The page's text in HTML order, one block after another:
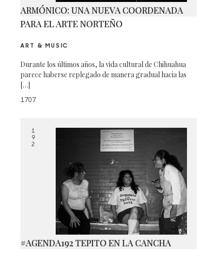
ARMÓNICO: UNA NUEVA COORDENADA
PARA EL ARTE NORTEÑO
ART & MUSIC
Durante los últimos años, la vida cultural de Chihuahua
parece haberse replegado de manera gradual hacia las
[…]
1707
1
9
2
#AGENDA192 TEPITO EN LA CANCHA